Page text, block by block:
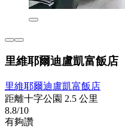
里維耶爾迪盧凱富飯店
里維耶爾迪盧凱富飯店
距離十字公園 2.5 公里
8.8/10
有夠讚